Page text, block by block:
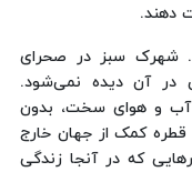
دهند.
شهرک سبز در صحرای
در آن دیده نمی‌شود.
آب و هوای سخت، بدون
کمک از جهان خارج
که در آنجا زندگی